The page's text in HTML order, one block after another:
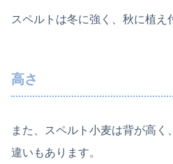
スペルトは冬に強く、秋に植え
高さ
また、スペルト小麦は背が高く
違いもあります。